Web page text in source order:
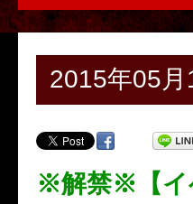
2015年05
※解禁※【イ